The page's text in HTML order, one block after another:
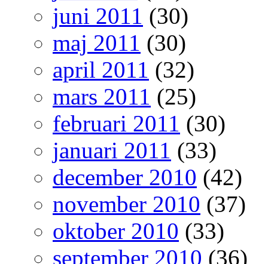
juni 2011 (30)
maj 2011 (30)
april 2011 (32)
mars 2011 (25)
februari 2011 (30)
januari 2011 (33)
december 2010 (42)
november 2010 (37)
oktober 2010 (33)
september 2010 (36)